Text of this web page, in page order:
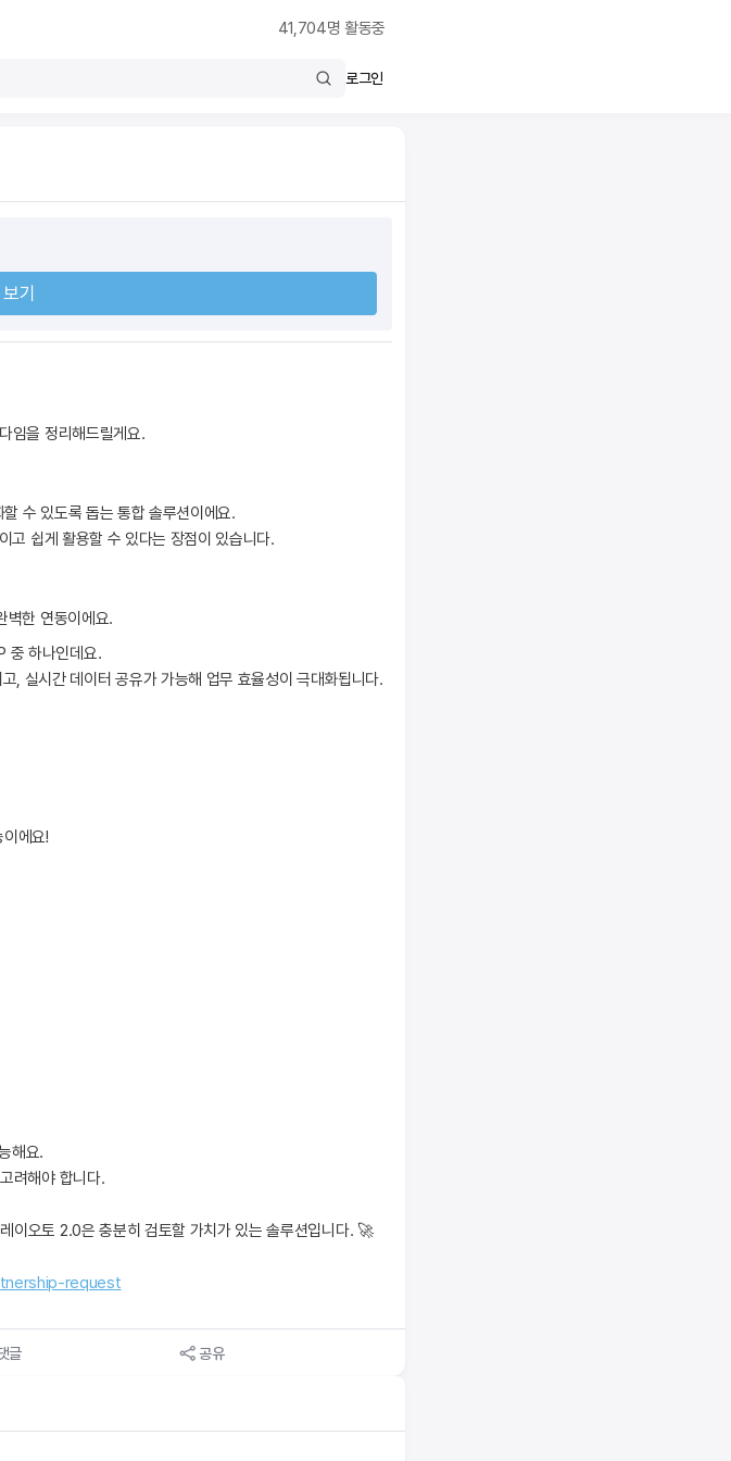
41,704명 활동중
로그인
기
임을 정리해드릴게요.
수 있도록 돕는 통합 솔루션이에요.
고 쉽게 활용할 수 있다는 장점이 있습니다.
벽한 연동이에요.
중 하나인데요.
, 실시간 데이터 공유가 가능해 업무 효율성이 극대화됩니다.
에요!
해요.
려해야 합니다.
이오토 2.0은 충분히 검토할 가치가 있는 솔루션입니다. 🚀
request
글 공유